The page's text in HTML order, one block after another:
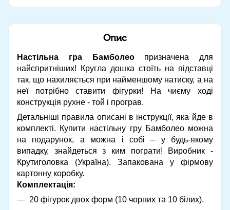
Опис
Настільна гра Бамболеопризначена для
найспритніших! Кругла дошка стоїть на підставці
так, що нахиляється при найменшому натиску, а на
неї потрібно ставити фігурки! На чиєму ході
конструкція рухне - той і програв.
Детальніші правила описані в інструкції, яка йде в
комплекті. Купити настільну гру Бамболео можна
на подарунок, а можна і собі – у будь-якому
випадку, знайдеться з ким пограти! Виробник -
Крутиголовка (Україна). Запакована у фірмову
картонну коробку.
Комплектація:
20 фігурок двох форм (10 чорних та 10 білих).